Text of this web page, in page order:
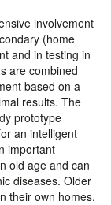
involvement
(home
and in testing in
are combined
based on a
results. The
prototype
an intelligent
important
old age and can
diseases. Older
their own homes.